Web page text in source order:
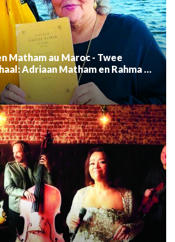
Matham au Maroc - Twee
Adriaan Matham en Rahma el